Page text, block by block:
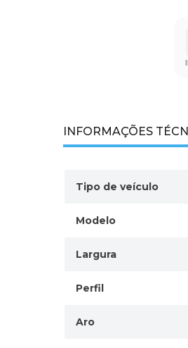
INFORMAÇÕES
Tipo de veículo
Modelo
Largura
Perfil
Aro